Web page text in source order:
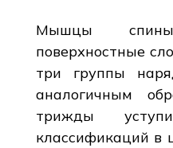
Мышцы
поверхностные
три группы
аналогичным
трижды
классификаций в